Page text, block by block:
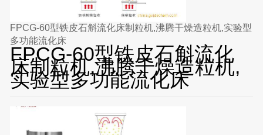
FPCG-60型铁皮石斛流化床制粒机,沸腾干燥造粒机,实验型
多功能流化床
FPCG-60型铁皮石斛流化
床制粒机,沸腾干燥造粒机,
实验型多功能流化床